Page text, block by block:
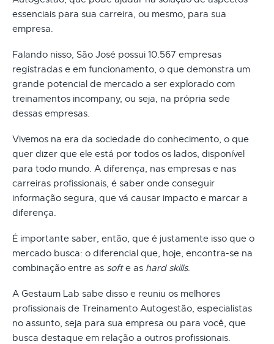
essenciais para sua carreira, ou mesmo, para sua
empresa.
Falando nisso, São José possui 10.567 empresas
registradas e em funcionamento, o que demonstra um
grande potencial de mercado a ser explorado com
treinamentos incompany, ou seja, na própria sede
dessas empresas.
Vivemos na era da sociedade do conhecimento, o que
quer dizer que ele está por todos os lados, disponível
para todo mundo. A diferença, nas empresas e nas
carreiras profissionais, é saber onde conseguir
informação segura, que vá causar impacto e marcar a
diferença.
É importante saber, então, que é justamente isso que o
mercado busca: o diferencial que, hoje, encontra-se na
combinação entre as softe as hard skills.
A Gestaum Lab sabe disso e reuniu os melhores
profissionais de Treinamento Autogestão, especialistas
no assunto, seja para sua empresa ou para você, que
busca destaque em relação a outros profissionais.